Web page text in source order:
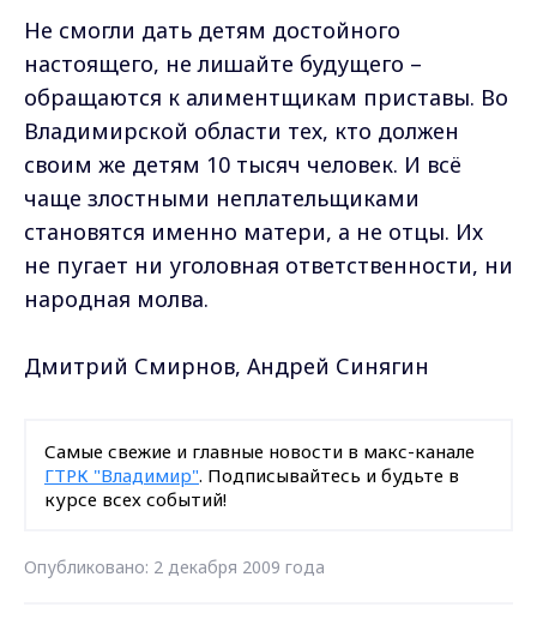
Не смогли дать детям достойного
настоящего, не лишайте будущего –
обращаются к алиментщикам приставы. Во
Владимирской области тех, кто должен
своим же детям 10 тысяч человек. И всё
чаще злостными неплательщиками
становятся именно матери, а не отцы. Их
не пугает ни уголовная ответственности, ни
народная молва.
Дмитрий Смирнов, Андрей Синягин
Самые свежие и главные новости в макс-канале
ГТРК "Владимир". Подписывайтесь и будьте в
курсе всех событий!
Опубликовано: 2 декабря 2009 года